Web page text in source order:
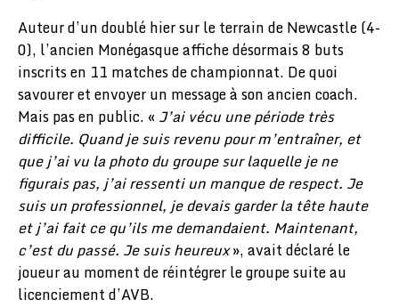
Auteur d’un doublé hier sur le terrain de Newcastle (4-
0), l’ancien Monégasque affiche désormais 8 buts
inscrits en 11 matches de championnat. De quoi
savourer et envoyer un message à son ancien coach.
Mais pas en public. « J’ai vécu une période très
difficile. Quand je suis revenu pour m’entraîner, et
que j’ai vu la photo du groupe sur laquelle je ne
figurais pas, j’ai ressenti un manque de respect. Je
suis un professionnel, je devais garder la tête haute
et j’ai fait ce qu’ils me demandaient. Maintenant,
c’est du passé. Je suis heureux», avait déclaré le
joueur au moment de réintégrer le groupe suite au
licenciement d’AVB.